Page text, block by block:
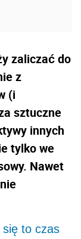
zaliczać do
z
(i
sztuczne
innych
tylko we
Nawet
to czas